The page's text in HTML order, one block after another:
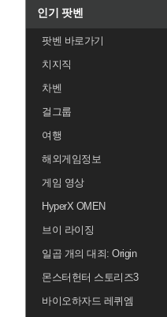
인기 팟벤
팟벤 바로가기
치지직
차벤
걸그룹
여행
해외게임정보
게임 영상
HyperX OMEN
브이 라이징
일곱 개의 대죄: Origin
몬스터헌터 스토리즈3
바이오하자드 레퀴엠